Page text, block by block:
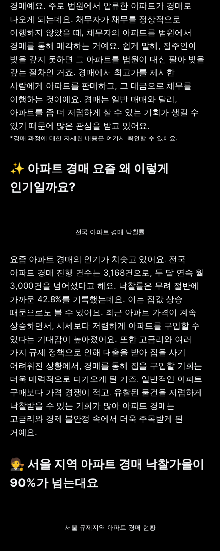
경매예요. 주로 법원에서 압류한 아파트가 경매로
나오게 되는데요. 채무자가 채무를 정상적으로
이행하지 않았을 때, 채무자의 아파트를 법원에서
경매를 통해 매각하는 거예요. 쉽게 말해, 집주인이
빚을 갚지 못하면 그 아파트를 법원이 대신 팔아 빚을
갚는 절차인 거죠. 경매에서 최고가를 제시한
사람에게 아파트를 판매하고, 그 대금으로 채무를
이행하는 것이에요. 경매는 일반 매매와 달리,
아파트를 좀 더 저렴하게 살 수 있는 기회가 생길 수
*경매 과정에 대한 자세한 내용은 여기서 확인할 수 있어요.
✨ 아파트 경매 요즘 왜 이렇게
인기일까요?
전국 아파트 경매 낙찰률
요즘 아파트 경매의 인기가 치솟고 있어요. 전국
아파트 경매 진행 건수는 3,168건으로, 두 달 연속 월
3,000건을 넘어섰다고 해요. 낙찰률은 무려 절반에
가까운 42.8%를 기록했는데요. 이는 집값 상승
때문으로도 볼 수 있어요. 최근 아파트 가격이 계속
상승하면서, 시세보다 저렴하게 아파트를 구입할 수
있다는 기대감이 높아졌어요. 또한 고금리와 여러
가지 규제 정책으로 인해 대출을 받아 집을 사기
어려워진 상황에서, 경매를 통해 집을 구입할 기회는
더욱 매력적으로 다가오게 된 거죠. 일반적인 아파트
구매보다 가격 경쟁이 적고, 유찰된 물건을 저렴하게
낙찰받을 수 있는 기회가 많아 아파트 경매는
고금리와 경제 불안정 속에서 더욱 주목받게 된
거예요.
🧑‍⚖️ 서울 지역 아파트 경매 낙찰가율이
90%가 넘는대요
서울 규제지역 아파트 경매 현황